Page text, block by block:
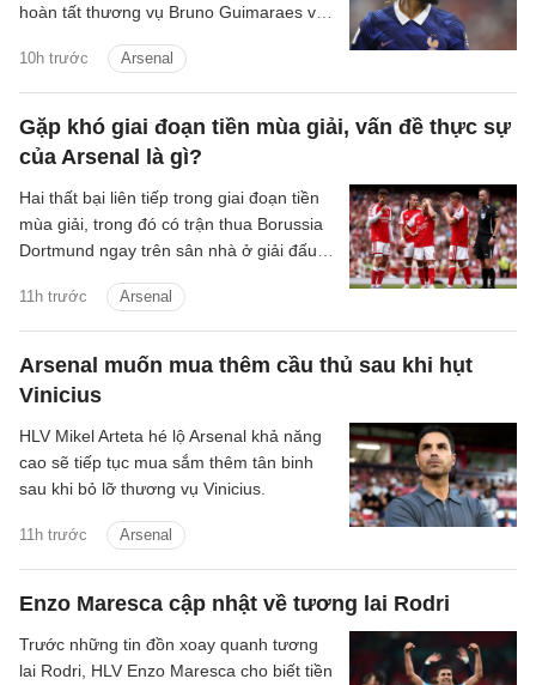
10h trước Arsenal
hoàn tất thương vụ Bruno Guimaraes với
Gặp khó giai đoạn tiền mùa giải, vấn đề thực sự
của Arsenal là gì?
11h trước Arsenal
Hai thất bại liên tiếp trong giai đoạn tiền
mùa giải, trong đó có trận thua Borussia
Dortmund ngay trên sân nhà ở giải đấu
ràng không phải màn chạy đà mà người
hâm mộ Arsenal mong muốn.
Arsenal muốn mua thêm cầu thủ sau khi hụt
Vinicius
11h trước Arsenal
HLV Mikel Arteta hé lộ Arsenal khả năng
cao sẽ tiếp tục mua sắm thêm tân binh
sau khi bỏ lỡ thương vụ Vinicius.
Enzo Maresca cập nhật về tương lai Rodri
Trước những tin đồn xoay quanh tương
lai Rodri, HLV Enzo Maresca cho biết tiền